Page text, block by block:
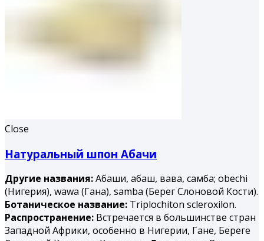
Close
Натуральный шпон Абачи
Другие названия:Абаши, абаш, вава, самба; obechi
(Нигерия), wawa (Гана), samba (Берег Слоновой Кости).
Ботаническое название: Triplochiton scleroxilon.
Распространение: Встречается в большинстве стран
Западной Африки, особенно в Нигерии, Гане, Береге